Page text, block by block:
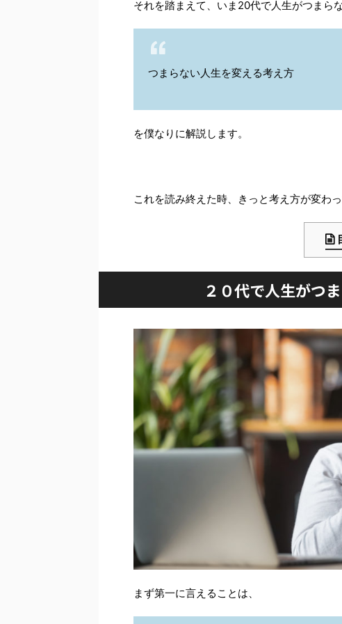
それを踏まえて、いま20代で人生がつまら
つまらない人生を変える考え方
を僕なりに解説します。
これを読み終えた時、きっと考え方が変わっ
２０代で人生がつ
まず第一に言えることは、